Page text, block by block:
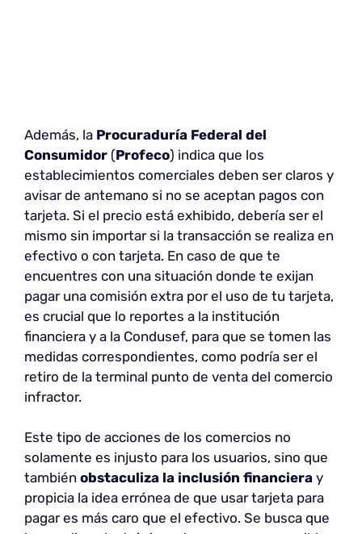
Además, la Procuraduría Federal del
Consumidor (Profeco) indica que los
establecimientos comerciales deben ser claros y
avisar de antemano si no se aceptan pagos con
tarjeta. Si el precio está exhibido, debería ser el
mismo sin importar si la transacción se realiza en
efectivo o con tarjeta. En caso de que te
encuentres con una situación donde te exijan
pagar una comisión extra por el uso de tu tarjeta,
es crucial que lo reportes a la institución
financiera y a la Condusef, para que se tomen las
medidas correspondientes, como podría ser el
retiro de la terminal punto de venta del comercio
infractor.
Este tipo de acciones de los comercios no
solamente es injusto para los usuarios, sino que
también obstaculiza la inclusión financiera y
propicia la idea errónea de que usar tarjeta para
pagar es más caro que el efectivo. Se busca que